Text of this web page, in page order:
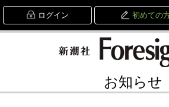
ログイン 初めての
お知らせ